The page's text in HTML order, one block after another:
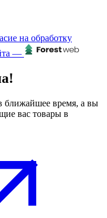
на обработку
—
ближайшее время, а вы
вас товары в